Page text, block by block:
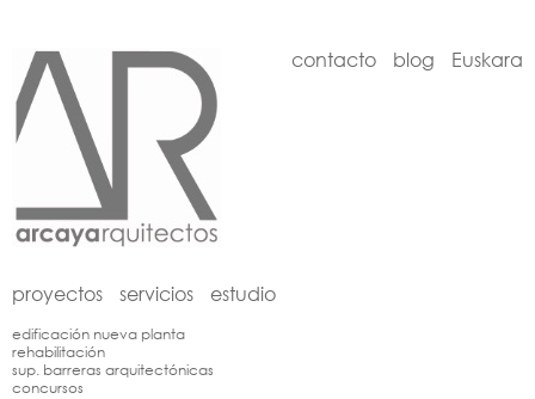
contacto blog Euskara
proyectos servicios estudio
edificación nueva planta
rehabilitación
sup. barreras arquitectónicas
concursos